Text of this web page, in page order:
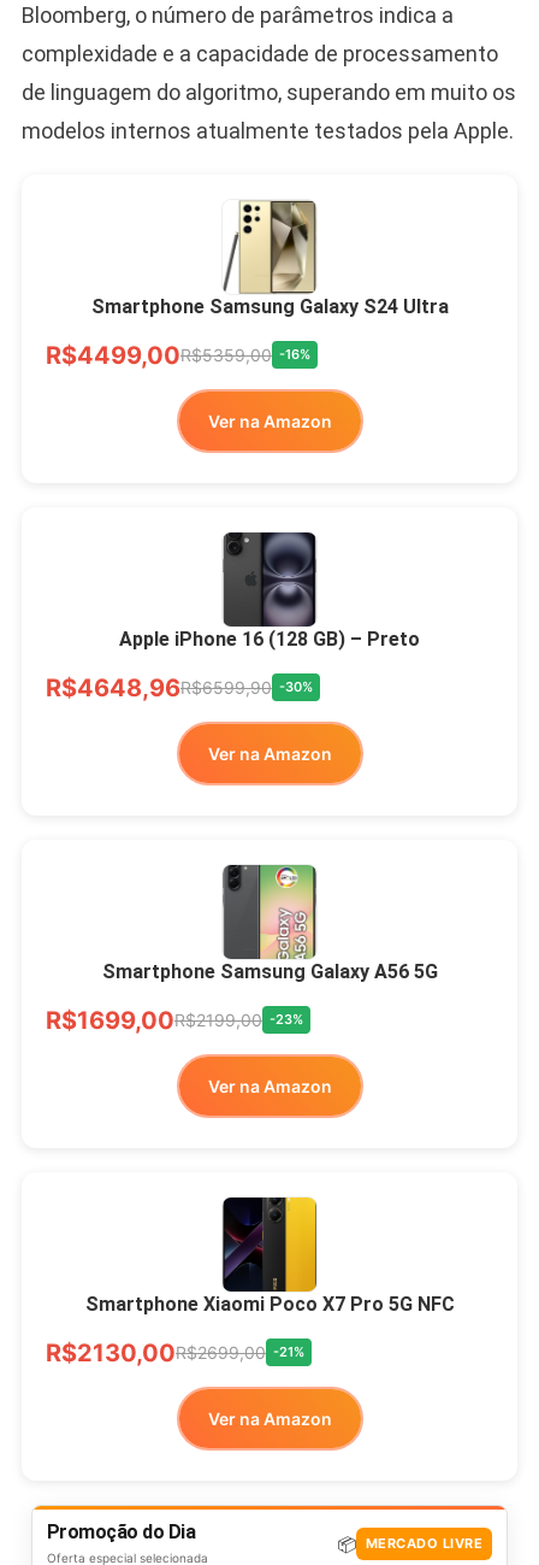
Bloomberg, o número de parâmetros indica a
complexidade e a capacidade de processamento
de linguagem do algoritmo, superando em muito os
modelos internos atualmente testados pela Apple.
Smartphone Samsung Galaxy S24 Ultra
R$4499,00R$5359,00 -16%
Ver na Amazon
Apple iPhone 16 (128 GB) – Preto
R$4648,96R$6599,90 -30%
Ver na Amazon
Smartphone Samsung Galaxy A56 5G
R$1699,00R$2199,00 -23%
Ver na Amazon
Smartphone Xiaomi Poco X7 Pro 5G NFC
R$2130,00R$2699,00 -21%
Ver na Amazon
Promoção do Dia
Oferta especial selecionada
📦 MERCADO LIVRE